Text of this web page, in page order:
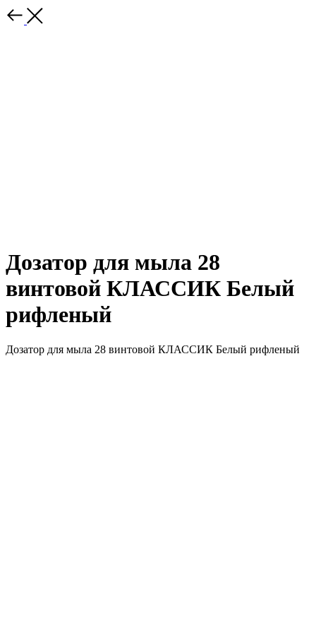
Дозатор для мыла 28
винтовой КЛАССИК Белый
рифленый
Дозатор для мыла 28 винтовой КЛАССИК Белый рифленый